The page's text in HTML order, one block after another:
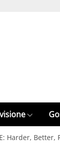
Harder,